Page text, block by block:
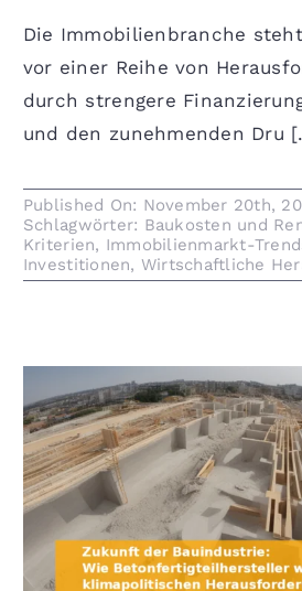
Die Immobilienbranche
vor einer Reihe von
durch strengere
und den zunehmenden Dru
Published On: November 20th,
Schlagwörter: Baukosten und
Kriterien, Immobilienmarkt-
Investitionen, Wirtschaftliche
Zukunft der
Betonfertigteilhersteller
klimapolitischen